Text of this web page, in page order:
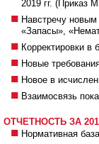
2019 гг. (Приказ
Навстречу
«Запасы»,
Корректировки в
Новые
Новое в
Взаимосвязь
ОТЧЕТНОСТЬ ЗА
Нормативная